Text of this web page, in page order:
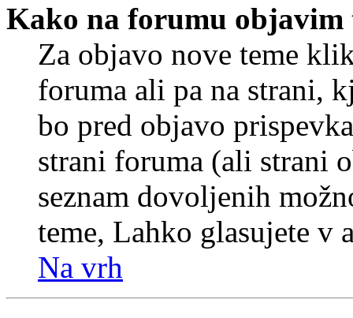
Kako na forumu objavim
Za objavo nove teme
foruma ali pa na strani,
bo pred objavo
strani foruma (ali strani
seznam dovoljenih
teme, Lahko glasujete v
Na vrh